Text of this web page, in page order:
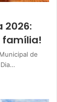
2026:
família!
de